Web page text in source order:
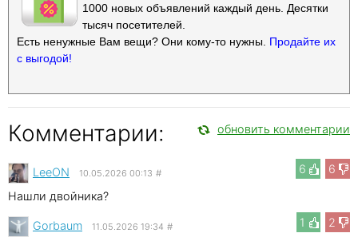
1000 новых объявлений каждый день. Десятки
тысяч посетителей.
Есть ненужные Вам вещи? Они кому-то нужны. Продайте их
с выгодой!
Комментарии: обновить комментарии
6 6
LeeON 10.05.2026 00:13 #
Нашли двойника?
1
2
Gorbaum 11.05.2026 19:34 #